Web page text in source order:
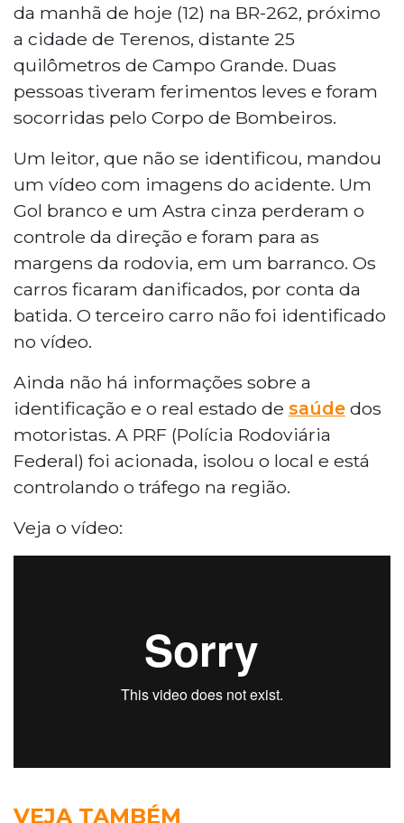
da manhã de hoje (12) na BR-262, próximo
a cidade de Terenos, distante 25
quilômetros de Campo Grande. Duas
pessoas tiveram ferimentos leves e foram
socorridas pelo Corpo de Bombeiros.
Um leitor, que não se identificou, mandou
um vídeo com imagens do acidente. Um
Gol branco e um Astra cinza perderam o
controle da direção e foram para as
margens da rodovia, em um barranco. Os
carros ficaram danificados, por conta da
batida. O terceiro carro não foi identificado
no vídeo.
Ainda não há informações sobre a
identificação e o real estado de saúde dos
motoristas. A PRF (Polícia Rodoviária
Federal) foi acionada, isolou o local e está
controlando o tráfego na região.
Veja o vídeo:
VEJA TAMBÉM